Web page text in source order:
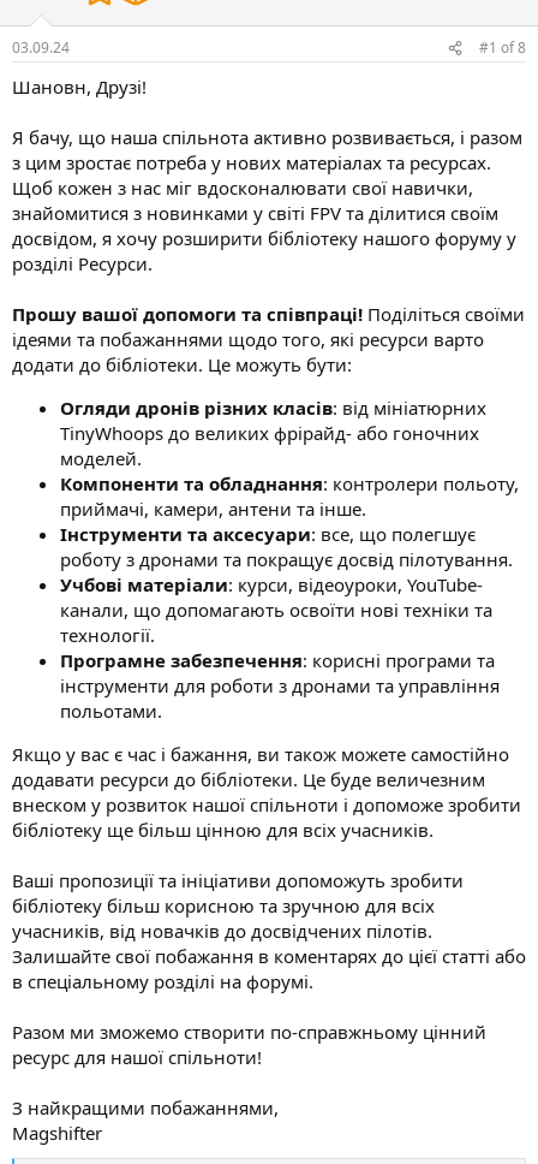
с
03.09.24 #1 of8
Шановн, Друзі!
Я бачу, що наша спільнота активно розвивається, і разом
з цим зростає потреба у нових матеріалах та ресурсах.
Щоб кожен з нас міг вдосконалювати свої навички,
знайомитися з новинками у світі FPV та ділитися своїм
досвідом, я хочу розширити бібліотеку нашого форуму у
розділі Ресурси.
Прошу вашої допомоги та співпраці! Поділіться своїми
ідеями та побажаннями щодо того, які ресурси варто
додати до бібліотеки. Це можуть бути:
Огляди дронів різних класів: від мініатюрних
TinyWhoops до великих фрірайд- або гоночних
моделей.
Компоненти та обладнання: контролери польоту,
приймачі, камери, антени та інше.
Інструменти та аксесуари: все, що полегшує
роботу з дронами та покращує досвід пілотування.
Учбові матеріали: курси, відеоуроки, YouTube-
канали, що допомагають освоїти нові техніки та
технології.
Програмне забезпечення: корисні програми та
інструменти для роботи з дронами та управління
польотами.
Якщо у вас є час і бажання, ви також можете самостійно
додавати ресурси до бібліотеки. Це буде величезним
внеском у розвиток нашої спільноти і допоможе зробити
бібліотеку ще більш цінною для всіх учасників.
Ваші пропозиції та ініціативи допоможуть зробити
бібліотеку більш корисною та зручною для всіх
учасників, від новачків до досвідчених пілотів.
Залишайте свої побажання в коментарях до цієї статті або
в спеціальному розділі на форумі.
Разом ми зможемо створити по-справжньому цінний
ресурс для нашої спільноти!
З найкращими побажаннями,
Magshifter